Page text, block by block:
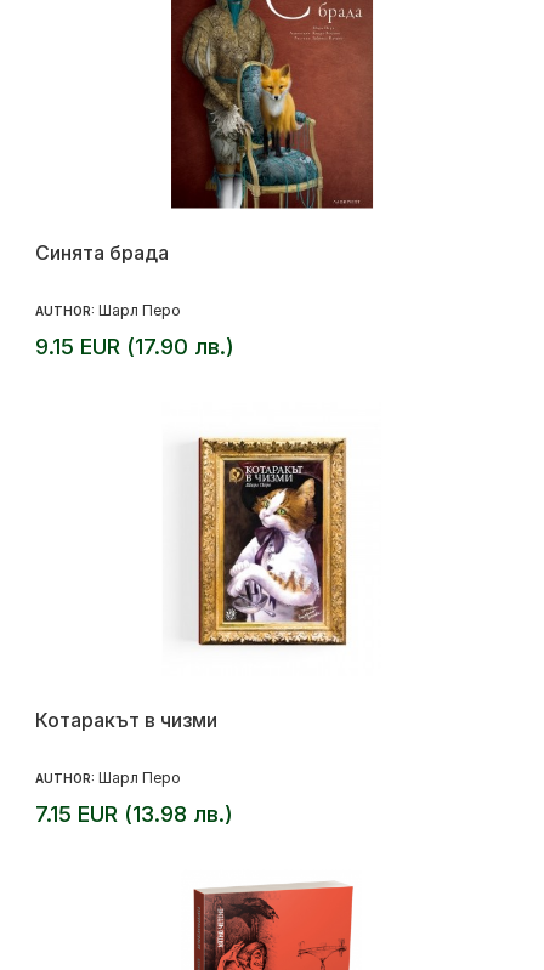
Синята брада
AUTHOR: Шарл Перо
9.15 EUR (17.90 лв.)
Котаракът в чизми
AUTHOR: Шарл Перо
7.15 EUR (13.98 лв.)